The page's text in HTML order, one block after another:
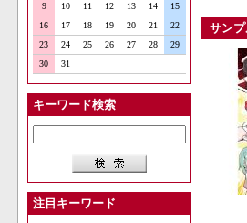
9
10 11 12 13 14
15
16
17 18 19 20 21
22
23
24 25 26 27 28
29
30
31
キーワード検索
注目キーワード
サン